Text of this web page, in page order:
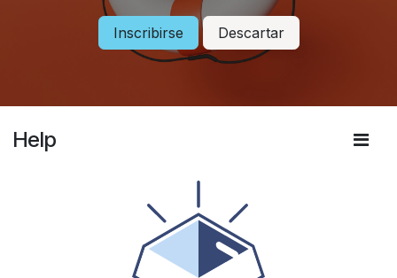
Inscribirse Descartar
Help